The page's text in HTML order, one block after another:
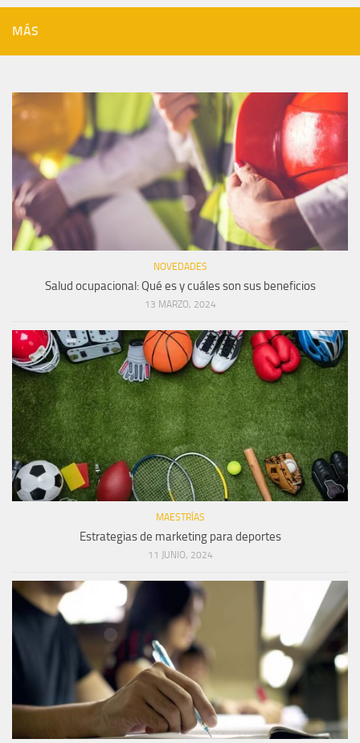
MÁS
NOVEDADES
Salud ocupacional: Qué es y cuáles son sus beneficios
13 MARZO, 2024
MAESTRÍAS
Estrategias de marketing para deportes
11 JUNIO, 2024